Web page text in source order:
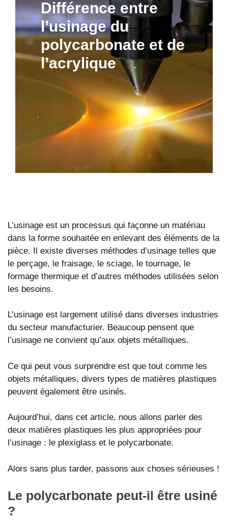
Différence entre
l’usinage du
polycarbonate et de
l’acrylique
L’usinage est un processus qui façonne un matériau
dans la forme souhaitée en enlevant des éléments de la
pièce. Il existe diverses méthodes d’usinage telles que
le perçage, le fraisage, le sciage, le tournage, le
formage thermique et d’autres méthodes utilisées selon
les besoins.
L’usinage est largement utilisé dans diverses industries
du secteur manufacturier. Beaucoup pensent que
l’usinage ne convient qu’aux objets métalliques.
Ce qui peut vous surprendre est que tout comme les
objets métalliques, divers types de matières plastiques
peuvent également être usinés.
Aujourd’hui, dans cet article, nous allons parler des
deux matières plastiques les plus appropriées pour
l’usinage : le plexiglass et le polycarbonate.
Alors sans plus tarder, passons aux choses sérieuses !
Le polycarbonate peut-il être usiné
?